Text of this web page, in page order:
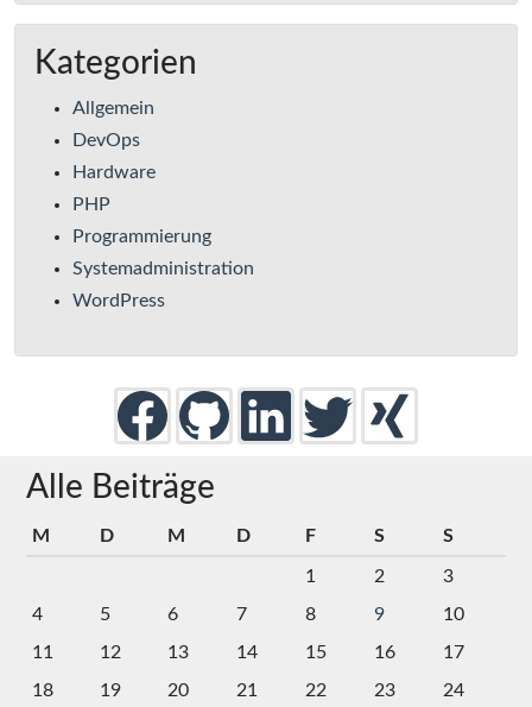
Kategorien
Allgemein
DevOps
Hardware
PHP
Programmierung
Systemadministration
WordPress
Alle Beiträge
M D M D F S S
1 2
3
4
5 6 7 8 9
10
11
12 13 14 15 16
17
18
19 20 21 22 23 24